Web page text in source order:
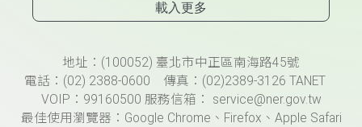
載入更多
頁尾資訊地址：(100052) 臺北市中正區南海路45號
電話：(02) 2388-0600 傳真：(02)2389-3126 TANET
VOIP：99160500 服務信箱： service@ner.gov.tw
最佳使用瀏覽器：Google Chrome、Firefox、Apple Safari